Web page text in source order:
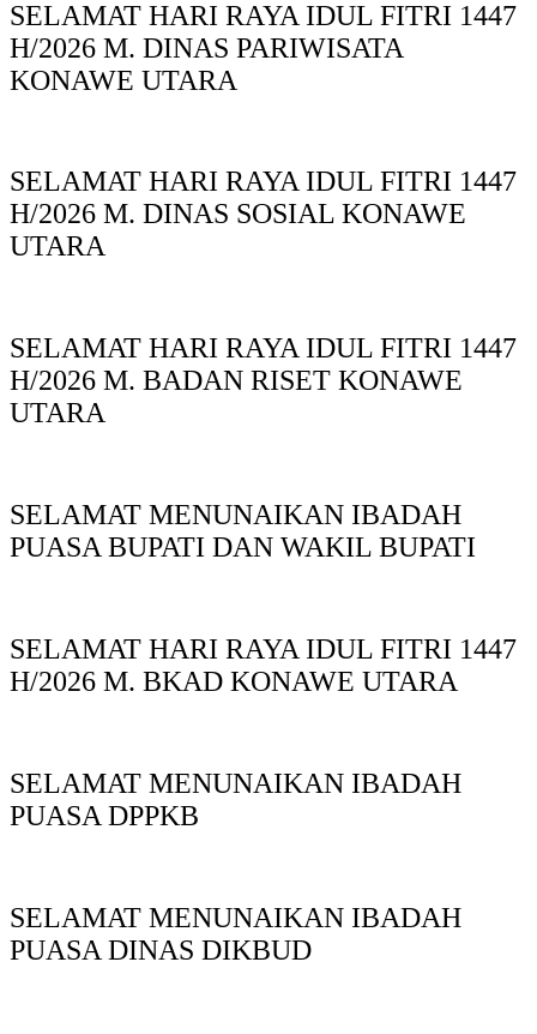
SELAMAT HARI RAYA IDUL FITRI 1447
H/2026 M. DINAS PARIWISATA
KONAWE UTARA
SELAMAT HARI RAYA IDUL FITRI 1447
H/2026 M. DINAS SOSIAL KONAWE
UTARA
SELAMAT HARI RAYA IDUL FITRI 1447
H/2026 M. BADAN RISET KONAWE
UTARA
SELAMAT MENUNAIKAN IBADAH
PUASA BUPATI DAN WAKIL BUPATI
SELAMAT HARI RAYA IDUL FITRI 1447
H/2026 M. BKAD KONAWE UTARA
SELAMAT MENUNAIKAN IBADAH
PUASA DPPKB
SELAMAT MENUNAIKAN IBADAH
PUASA DINAS DIKBUD